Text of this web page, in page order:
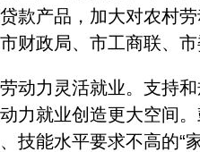
款产品，加大对农村
财政局、市工商联、
力灵活就业。支持和
力就业创造更大空间
技能水平要求不高的“